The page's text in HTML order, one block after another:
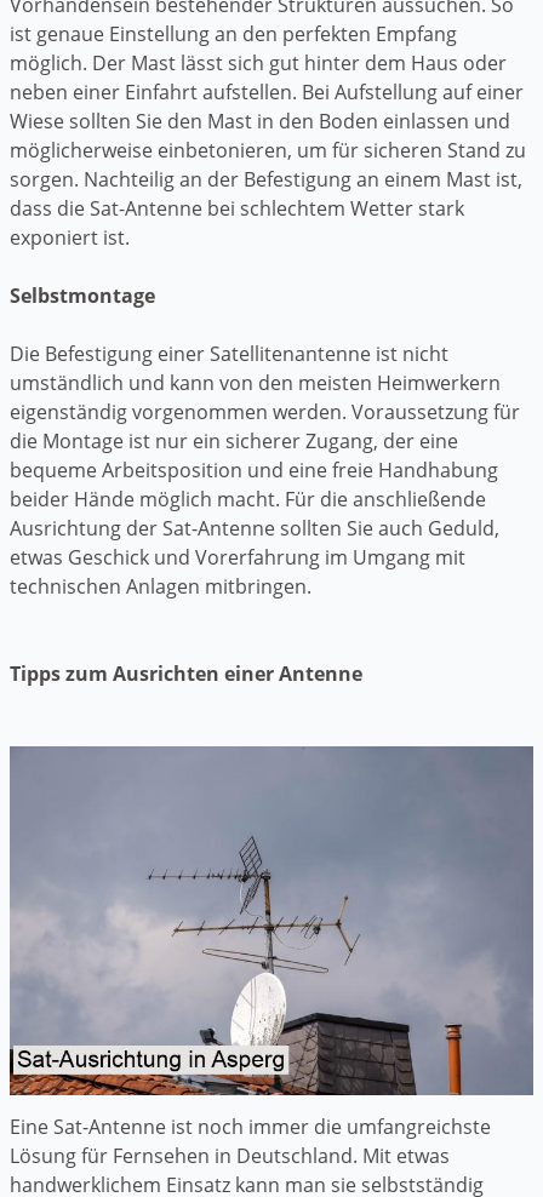
ist genaue Einstellung an den perfekten Empfang
möglich. Der Mast lässt sich gut hinter dem Haus oder
neben einer Einfahrt aufstellen. Bei Aufstellung auf einer
Wiese sollten Sie den Mast in den Boden einlassen und
möglicherweise einbetonieren, um für sicheren Stand zu
sorgen. Nachteilig an der Befestigung an einem Mast ist,
dass die Sat-Antenne bei schlechtem Wetter stark
exponiert ist.
Selbstmontage
Die Befestigung einer Satellitenantenne ist nicht
umständlich und kann von den meisten Heimwerkern
eigenständig vorgenommen werden. Voraussetzung für
die Montage ist nur ein sicherer Zugang, der eine
bequeme Arbeitsposition und eine freie Handhabung
beider Hände möglich macht. Für die anschließende
Ausrichtung der Sat-Antenne sollten Sie auch Geduld,
etwas Geschick und Vorerfahrung im Umgang mit
technischen Anlagen mitbringen.
Tipps zum Ausrichten einer Antenne
Eine Sat-Antenne ist noch immer die umfangreichste
Lösung für Fernsehen in Deutschland. Mit etwas
handwerklichem Einsatz kann man sie selbstständig